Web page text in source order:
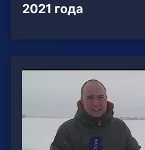
2021 года